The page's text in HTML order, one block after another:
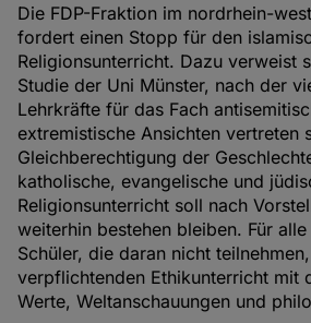
Die FDP-Fraktion im nordrhein-
fordert einen Stopp für den
Religionsunterricht. Dazu verweist
Studie der Uni Münster, nach der
Lehrkräfte für das Fach
extremistische Ansichten vertreten
Gleichberechtigung der
katholische, evangelische und
Religionsunterricht soll nach
weiterhin bestehen bleiben. Für
Schüler, die daran nicht
verpflichtenden Ethikunterricht mit
Werte, Weltanschauungen und